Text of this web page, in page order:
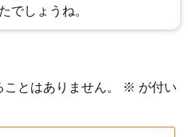
でしょうね。
とはありません。 ※ が付い